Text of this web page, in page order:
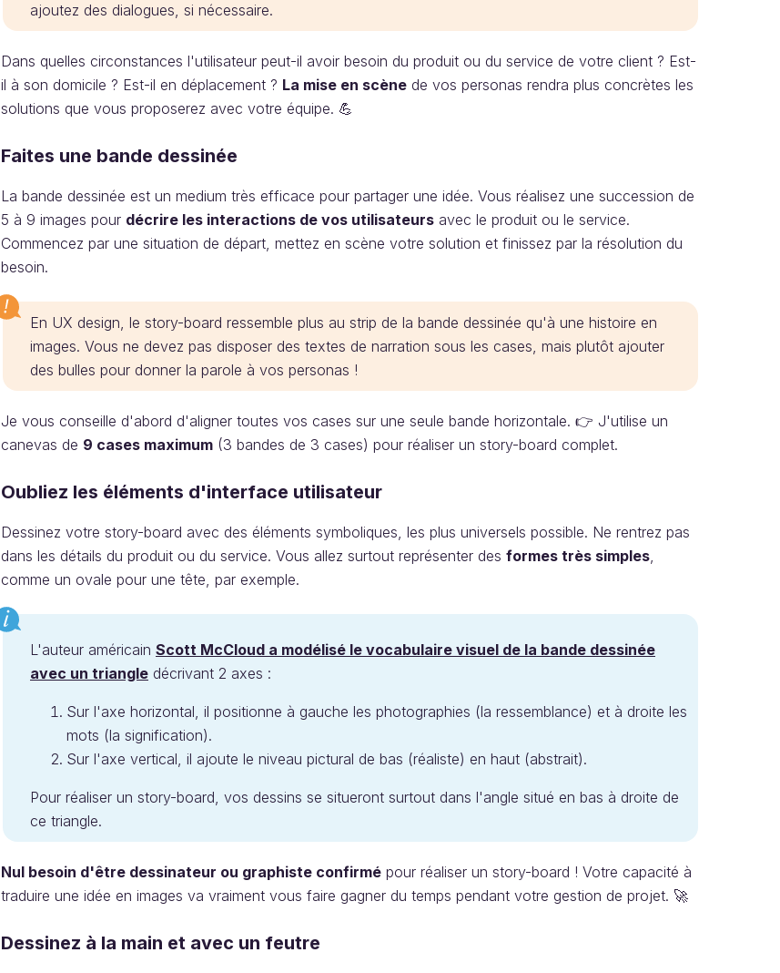
ajoutez des dialogues, si nécessaire.
Dans quelles circonstances l'utilisateur peut-il avoir besoin du produit ou du service de votre client ? Est-
il à son domicile ? Est-il en déplacement ? La mise en scène de vos personas rendra plus concrètes les
solutions que vous proposerez avec votre équipe. 💪
Faites une bande dessinée
La bande dessinée est un medium très efficace pour partager une idée. Vous réalisez une succession de
5 à 9 images pour décrire les interactions de vos utilisateurs avec le produit ou le service.
Commencez par une situation de départ, mettez en scène votre solution et finissez par la résolution du
besoin.
En UX design, le story-board ressemble plus au strip de la bande dessinée qu'à une histoire en
images. Vous ne devez pas disposer des textes de narration sous les cases, mais plutôt ajouter
des bulles pour donner la parole à vos personas !
Je vous conseille d'abord d'aligner toutes vos cases sur une seule bande horizontale. 👉 J'utilise un
canevas de 9 cases maximum (3 bandes de 3 cases) pour réaliser un story-board complet.
Oubliez les éléments d'interface utilisateur
Dessinez votre story-board avec des éléments symboliques, les plus universels possible. Ne rentrez pas
dans les détails du produit ou du service. Vous allez surtout représenter des formes très simples,
comme un ovale pour une tête, par exemple.
L'auteur américain Scott McCloud a modélisé le vocabulaire visuel de la bande dessinée
avec un triangle décrivant 2 axes :
Sur l'axe horizontal, il positionne à gauche les photographies (la ressemblance) et à droite les
mots (la signification).
Sur l'axe vertical, il ajoute le niveau pictural de bas (réaliste) en haut (abstrait).
Pour réaliser un story-board, vos dessins se situeront surtout dans l'angle situé en bas à droite de
ce triangle.
Nul besoin d'être dessinateur ou graphiste confirmé pour réaliser un story-board ! Votre capacité à
traduire une idée en images va vraiment vous faire gagner du temps pendant votre gestion de projet. 🚀
Dessinez à la main et avec un feutre